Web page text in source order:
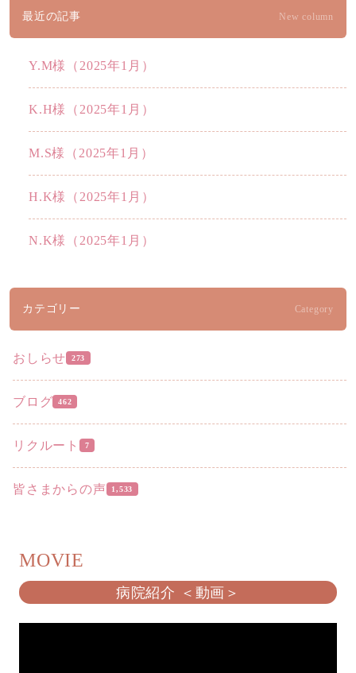
最近の記事 New column
Y.M様（2025年1月）
K.H様（2025年1月）
M.S様（2025年1月）
H.K様（2025年1月）
N.K様（2025年1月）
カテゴリー Category
おしらせ 273
ブログ 462
リクルート 7
皆さまからの声 1,533
MOVIE
病院紹介 ＜動画＞